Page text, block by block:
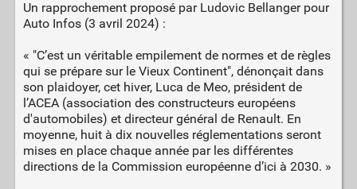
Un rapprochement proposé par Ludovic Bellanger pour
Auto Infos (3 avril 2024) :
« "C’est un véritable empilement de normes et de règles
qui se prépare sur le Vieux Continent", dénonçait dans
son plaidoyer, cet hiver, Luca de Meo, président de
l’ACEA (association des constructeurs européens
d'automobiles) et directeur général de Renault. En
moyenne, huit à dix nouvelles réglementations seront
mises en place chaque année par les différentes
directions de la Commission européenne d’ici à 2030. »